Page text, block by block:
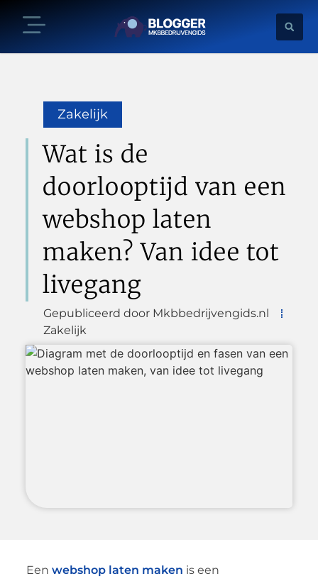
Zakelijk
Wat is de
doorlooptijd van een
webshop laten
maken? Van idee tot
livegang
Gepubliceerd door Mkbbedrijvengids.nl
Zakelijk
Een webshop laten maken is een